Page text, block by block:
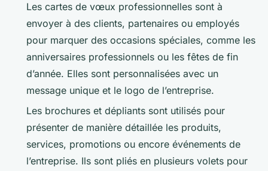
Les cartes de vœux professionnelles sont à
envoyer à des clients, partenaires ou employés
pour marquer des occasions spéciales, comme les
anniversaires professionnels ou les fêtes de fin
d’année. Elles sont personnalisées avec un
message unique et le logo de l’entreprise.
Les brochures et dépliants sont utilisés pour
présenter de manière détaillée les produits,
services, promotions ou encore événements de
l’entreprise. Ils sont pliés en plusieurs volets pour